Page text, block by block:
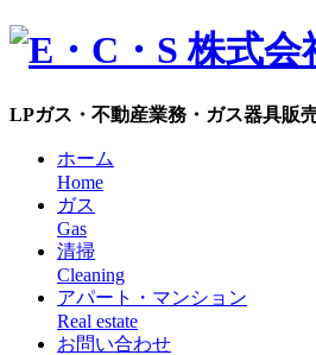
LPガス・不動産業務・ガス器具販
ホーム
Home
ガス
Gas
清掃
Cleaning
アパート・マンション
Real estate
お問い合わせ